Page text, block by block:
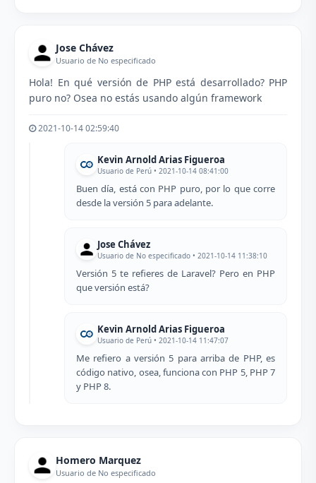
Jose Chávez
Usuario de No especificado
Hola! En qué versión de PHP está desarrollado? PHP
puro no? Osea no estás usando algún framework
2021-10-14 02:59:40
Kevin Arnold Arias Figueroa
Usuario de Perú • 2021-10-14 08:41:00
Buen día, está con PHP puro, por lo que corre
desde la versión 5 para adelante.
Jose Chávez
Usuario de No especificado • 2021-10-14 11:38:10
Versión 5 te refieres de Laravel? Pero en PHP
que versión está?
Kevin Arnold Arias Figueroa
Usuario de Perú • 2021-10-14 11:47:07
Me refiero a versión 5 para arriba de PHP, es
código nativo, osea, funciona con PHP 5, PHP 7
y PHP 8.
Homero Marquez
Usuario de No especificado